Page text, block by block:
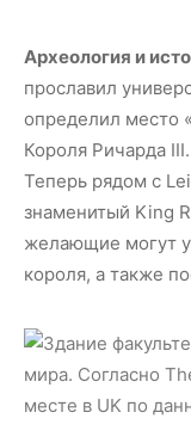
Археология и
прославил
определил место
Короля Ричарда III.
Теперь рядом с
знаменитый King
желающие могут
короля, а также